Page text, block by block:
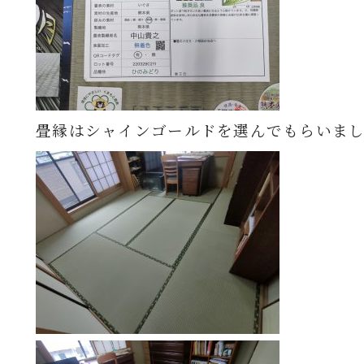
畳縁はシャインゴールドを選んでもらいま